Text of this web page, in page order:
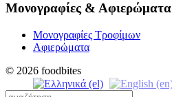
Μονογραφίες & Αφιερώματα
Μονογραφίες Τροφίμων
Αφιερώματα
© 2026 foodbites